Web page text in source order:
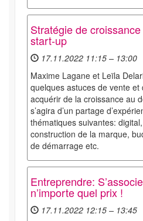
Stratégie de
start-up
17.11.2022 11:15 – 13:00
Maxime Lagane et Leïla
quelques astuces de vente
acquérir de la croissance au
s’agira d’un partage
thématiques suivantes:
construction de la marque,
de démarrage etc.
Entreprendre:
n’importe quel prix !
17.11.2022 12:15 – 13:45